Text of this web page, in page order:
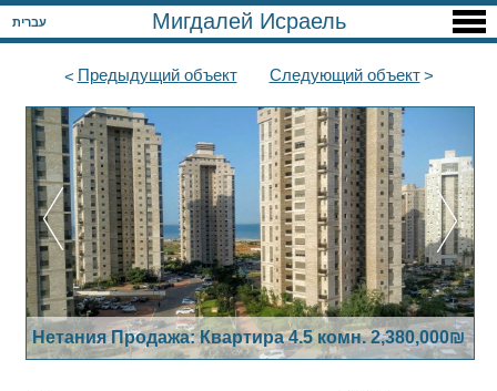
עברית Мигдалей Исраель
Предыдущийобъект Следующийобъект
Нетания Продажа: Квартира 4.5 комн. 2,380,000₪